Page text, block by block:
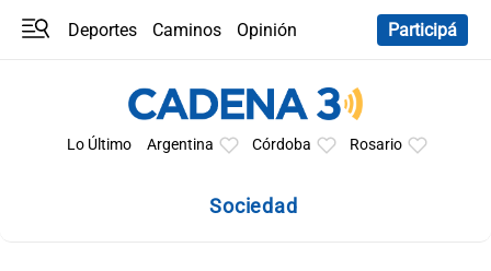
Deportes Caminos
Opinión
Participá
Lo Último Argentina Córdoba Rosario
Sociedad